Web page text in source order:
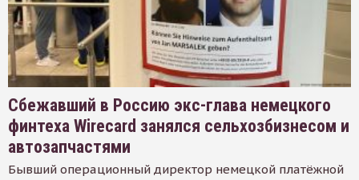
Сбежавший в Россию экс-глава немецкого
финтеха Wirecard занялся сельхозбизнесом и
автозапчастями
Бывший операционный директор немецкой платёжной